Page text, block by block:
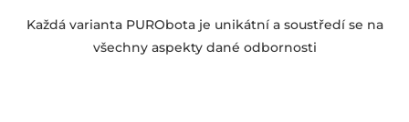
Každá varianta PURObota je unikátní a soustředí se na
všechny aspekty dané odbornosti